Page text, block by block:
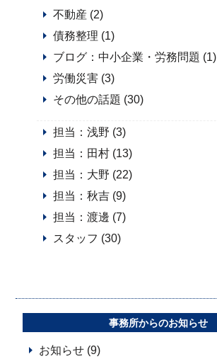
不動産 (2)
債務整理 (1)
ブログ：中小企業・労務問題 (1)
労働災害 (3)
その他の話題 (30)
担当：浅野 (3)
担当：田村 (13)
担当：大野 (22)
担当：秋吉 (9)
担当：渡邊 (7)
スタッフ (30)
事務所からのお知らせ
お知らせ (9)